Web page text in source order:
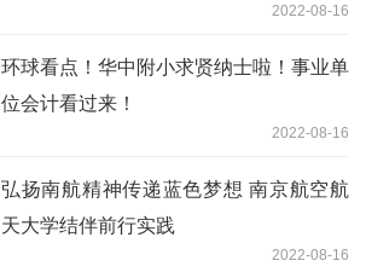
2022-08-16
环球看点！华中附小求贤纳士啦！事业单
位会计看过来！
2022-08-16
弘扬南航精神传递蓝色梦想 南京航空航
天大学结伴前行实践
2022-08-16